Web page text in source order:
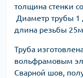
толщина стенки
Диаметр трубы
длина резьбы
Труба
вольфрамовым
Сварной шов,